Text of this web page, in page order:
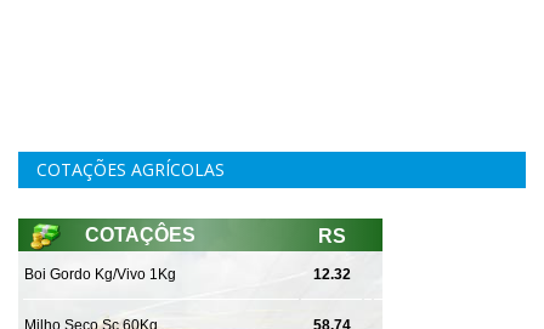
COTAÇÕES AGRÍCOLAS